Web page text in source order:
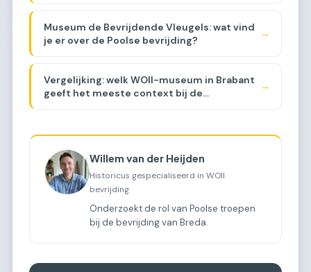
Museum de Bevrijdende Vleugels: wat vind
je er over de Poolse bevrijding?
→
Vergelijking: welk WOII-museum in Brabant
geeft het meeste context bij de
Maczekroute? [COMPARISON]
→
Willem van der Heijden
Historicus gespecialiseerd in WOII
bevrijding
Onderzoekt de rol van Poolse troepen
bij de bevrijding van Breda.